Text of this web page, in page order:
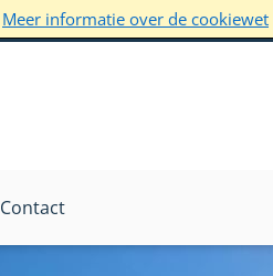
Meer informatie over de cookiewet
Contact